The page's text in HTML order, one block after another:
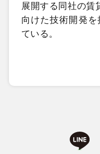
展開する同社の賃
向けた技術開発
ている。